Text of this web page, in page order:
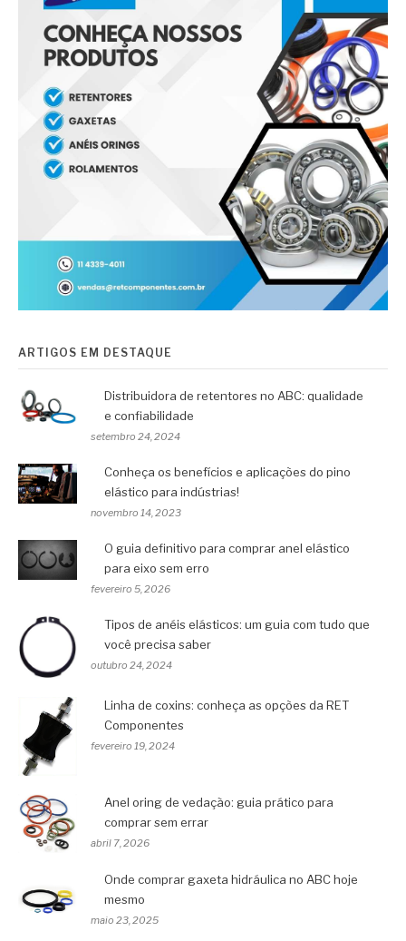
ARTIGOS EM DESTAQUE
Distribuidora de retentores no ABC: qualidade
e confiabilidade
setembro 24, 2024
Conheça os benefícios e aplicações do pino
elástico para indústrias!
novembro 14, 2023
O guia definitivo para comprar anel elástico
para eixo sem erro
fevereiro 5, 2026
Tipos de anéis elásticos: um guia com tudo que
você precisa saber
outubro 24, 2024
Linha de coxins: conheça as opções da RET
Componentes
fevereiro 19, 2024
Anel oring de vedação: guia prático para
comprar sem errar
abril 7, 2026
Onde comprar gaxeta hidráulica no ABC hoje
mesmo
maio 23, 2025